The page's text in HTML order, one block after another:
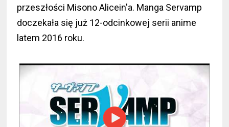
przeszłości Misono Alicein'a. Manga Servamp
doczekała się już 12-odcinkowej serii anime
latem 2016 roku.